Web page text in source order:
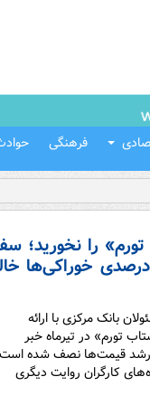
فرهنگی
را نخورید؛
کارگران با تورم ۱۲۸ درصدی خوراکی‌ها
بانک مرکزی با ارائه
تورم» در تیرماه خبر
رشد قیمت‌ها نصف شده
کارگران روایت دیگری